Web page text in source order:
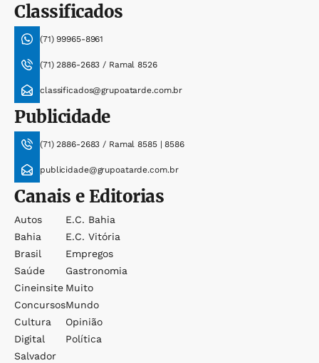
Classificados
(71) 99965-8961
(71) 2886-2683 / Ramal 8526
classificados@grupoatarde.com.br
Publicidade
(71) 2886-2683 / Ramal 8585 | 8586
publicidade@grupoatarde.com.br
Canais e Editorias
Autos
Bahia
Brasil
Saúde
Cineinsite
Concursos
Cultura
Digital
Salvador
E.c. Bahia
E.c. Vitória
Empregos
Gastronomia
Muito
Mundo
Opinião
Política